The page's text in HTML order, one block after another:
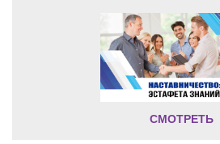
СМОТРЕТЬ